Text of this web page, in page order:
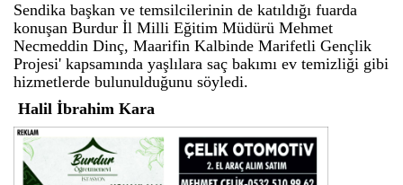
Sendika başkan ve temsilcilerinin de katıldığı fuarda
konuşan Burdur İl Milli Eğitim Müdürü Mehmet
Necmeddin Dinç, Maarifin Kalbinde Marifetli Gençlik
Projesi' kapsamında yaşlılara saç bakımı ev temizliği gibi
hizmetlerde bulunulduğunu söyledi.
Halil İbrahim Kara